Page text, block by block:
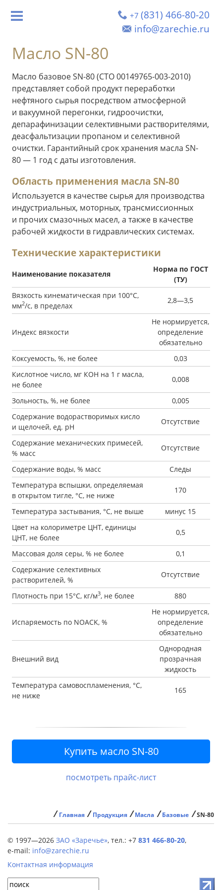
+7 (831) 466-80-20
info@zarechie.ru
Масло SN-80
Масло базовое SN-80 (СТО 00149765-003-2010)
представляет собой продукт переработки
нефтяного сырья посредством атмосферной
и вакуумной перегонки, гидроочистки,
депарафинизации селективными растворителями,
деасфальтизации пропаном и селективной
очистки. Гарантийный срок хранения масла SN-
80 — 1 год с даты изготовления.
Область применения масла SN-80
Используется в качестве сырья для производства
индустриальных, моторных, трансмиссионных
и прочих смазочных масел, а также в качестве
рабочей жидкости в гидравлических системах.
Технические характеристики
Наименование показателя
Норма по ГОСТ
(ТУ)
Вязкость кинематическая при 100°С,
мм2/с, в пределах
2,8—3,5
Индекс вязкости
Не нормируется,
определение
обязательно
Коксуемость, %, не более
0,03
Кислотное число, мг КОН на 1 г масла,
не более
0,008
Зольность, %, не более
0,005
Содержание водорастворимых кисло
и щелочей, ед. pH
Отсутствие
Содержание механических примесей,
% масс
Отсутствие
Содержание воды, % масс
Следы
Температура вспышки, определяемая
в открытом тигле, °С, не ниже
170
Температура застывания, °С, не выше
минус 15
Цвет на колориметре ЦНТ, единицы
ЦНТ, не более
0,5
Массовая доля серы, % не более
0,1
Содержание селективных
растворителей, %
Отсутствие
Плотность при 15°С, кг/м3, не более 880
Испаряемость по NOACK, %
Не нормируется,
определение
обязательно
Внешний вид
Однородная
прозрачная
жидкость
Температура самовоспламенения, °С,
не ниже
165
посмотреть прайс-лист
⁄ Главная ⁄ Продукция ⁄ Масла ⁄ Базовые ⁄ SN-80
© 1997—2026 ЗАО «Заречье», тел.: +7 831 466-80-20,
e-mail: info@zarechie.ru
Контактная информация